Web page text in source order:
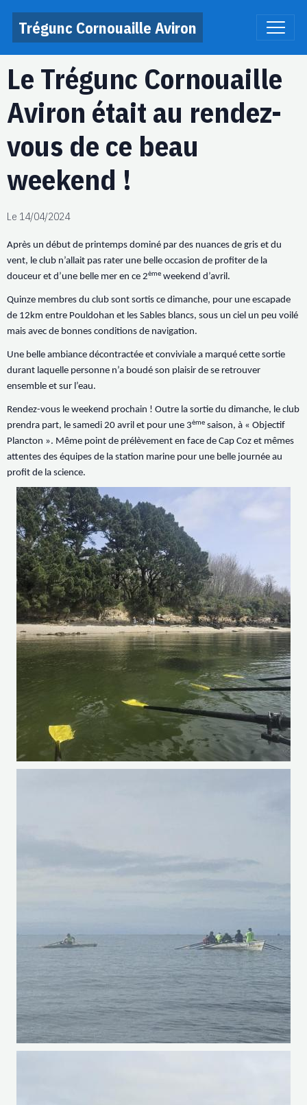
Trégunc Cornouaille Aviron
Le Trégunc Cornouaille
Aviron était au rendez-
vous de ce beau
weekend !
Le 14/04/2024
Après un début de printemps dominé par des nuances de gris et du
vent, le club n’allait pas rater une belle occasion de profiter de la
douceur et d’une belle mer en ce 2ème weekend d’avril.
Quinze membres du club sont sortis ce dimanche, pour une escapade
de 12km entre Pouldohan et les Sables blancs, sous un ciel un peu voilé
mais avec de bonnes conditions de navigation.
Une belle ambiance décontractée et conviviale a marqué cette sortie
durant laquelle personne n’a boudé son plaisir de se retrouver
ensemble et sur l’eau.
Rendez-vous le weekend prochain ! Outre la sortie du dimanche, le club
prendra part, le samedi 20 avril et pour une 3ème saison, à « Objectif
Plancton ». Même point de prélèvement en face de Cap Coz et mêmes
attentes des équipes de la station marine pour une belle journée au
profit de la science.